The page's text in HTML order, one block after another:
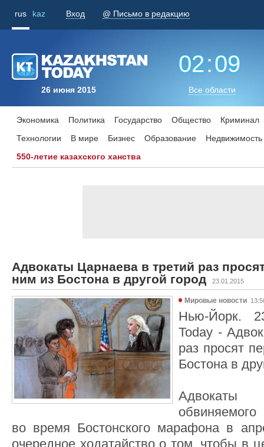
rus kaz Вход @ Письмо в редакцию
26 июня 2015
02:09
Все области
Экономика Политика Государство Общество
Криминал
Технологии
В мире Бизнес Образование
Недвижимость
550-летие казахского ханства
Адвокаты Царнаева в третий раз
ним из Бостона в другой город
23.01.2015
Мировые новости
Нью-Йорк.
Today -
раз просят
Бостона в
Адвокаты
во время Бостонского марафона в
очередное ходатайство о том, чтобы в